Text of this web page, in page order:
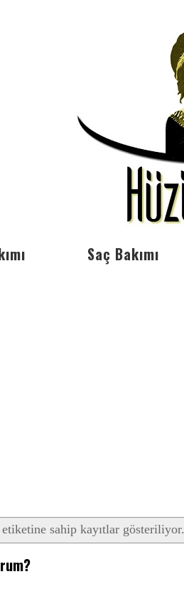
Saç Bakımı
etiketine sahip kayıtlar gösteriliyor.